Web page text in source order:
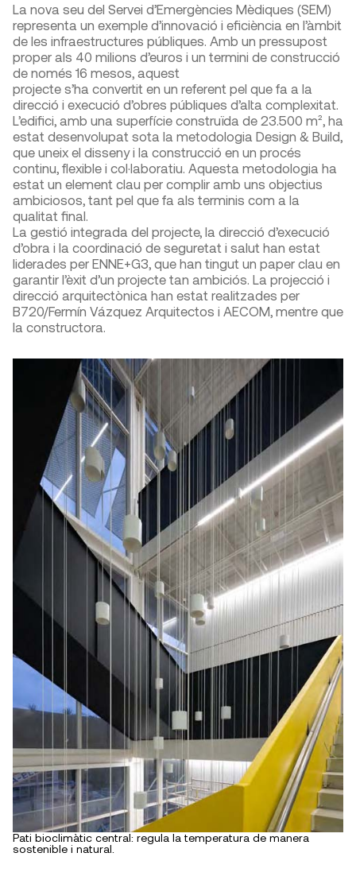
La nova seu del Servei d’Emergències Mèdiques (SEM)
representa un exemple d’innovació i eficiència en l’àmbit
de les infraestructures públiques. Amb un pressupost
proper als 40 milions d’euros i un termini de construcció
de només 16 mesos, aquest
projecte s’ha convertit en un referent pel que fa a la
direcció i execució d’obres públiques d’alta complexitat.
L’edifici, amb una superfície construïda de 23.500 m², ha
estat desenvolupat sota la metodologia Design & Build,
que uneix el disseny i la construcció en un procés
continu, flexible i col·laboratiu. Aquesta metodologia ha
estat un element clau per complir amb uns objectius
ambiciosos, tant pel que fa als terminis com a la
qualitat final.
La gestió integrada del projecte, la direcció d’execució
d’obra i la coordinació de seguretat i salut han estat
liderades per ENNE+G3, que han tingut un paper clau en
garantir l’èxit d’un projecte tan ambiciós. La projecció i
direcció arquitectònica han estat realitzades per
B720/Fermín Vázquez Arquitectos i AECOM, mentre que
la constructora.
Pati bioclimàtic central: regula la temperatura de manera
sostenible i natural.